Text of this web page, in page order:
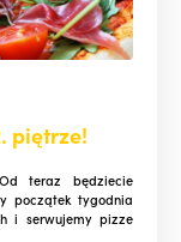
piętrze!
teraz będziecie
początek tygodnia
i serwujemy pizze